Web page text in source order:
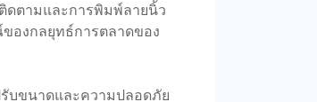
ดตามและการพิมพ์ลายนิ้ว
องกลยุทธ์การตลาดของ
บขนาดและความปลอดภัย